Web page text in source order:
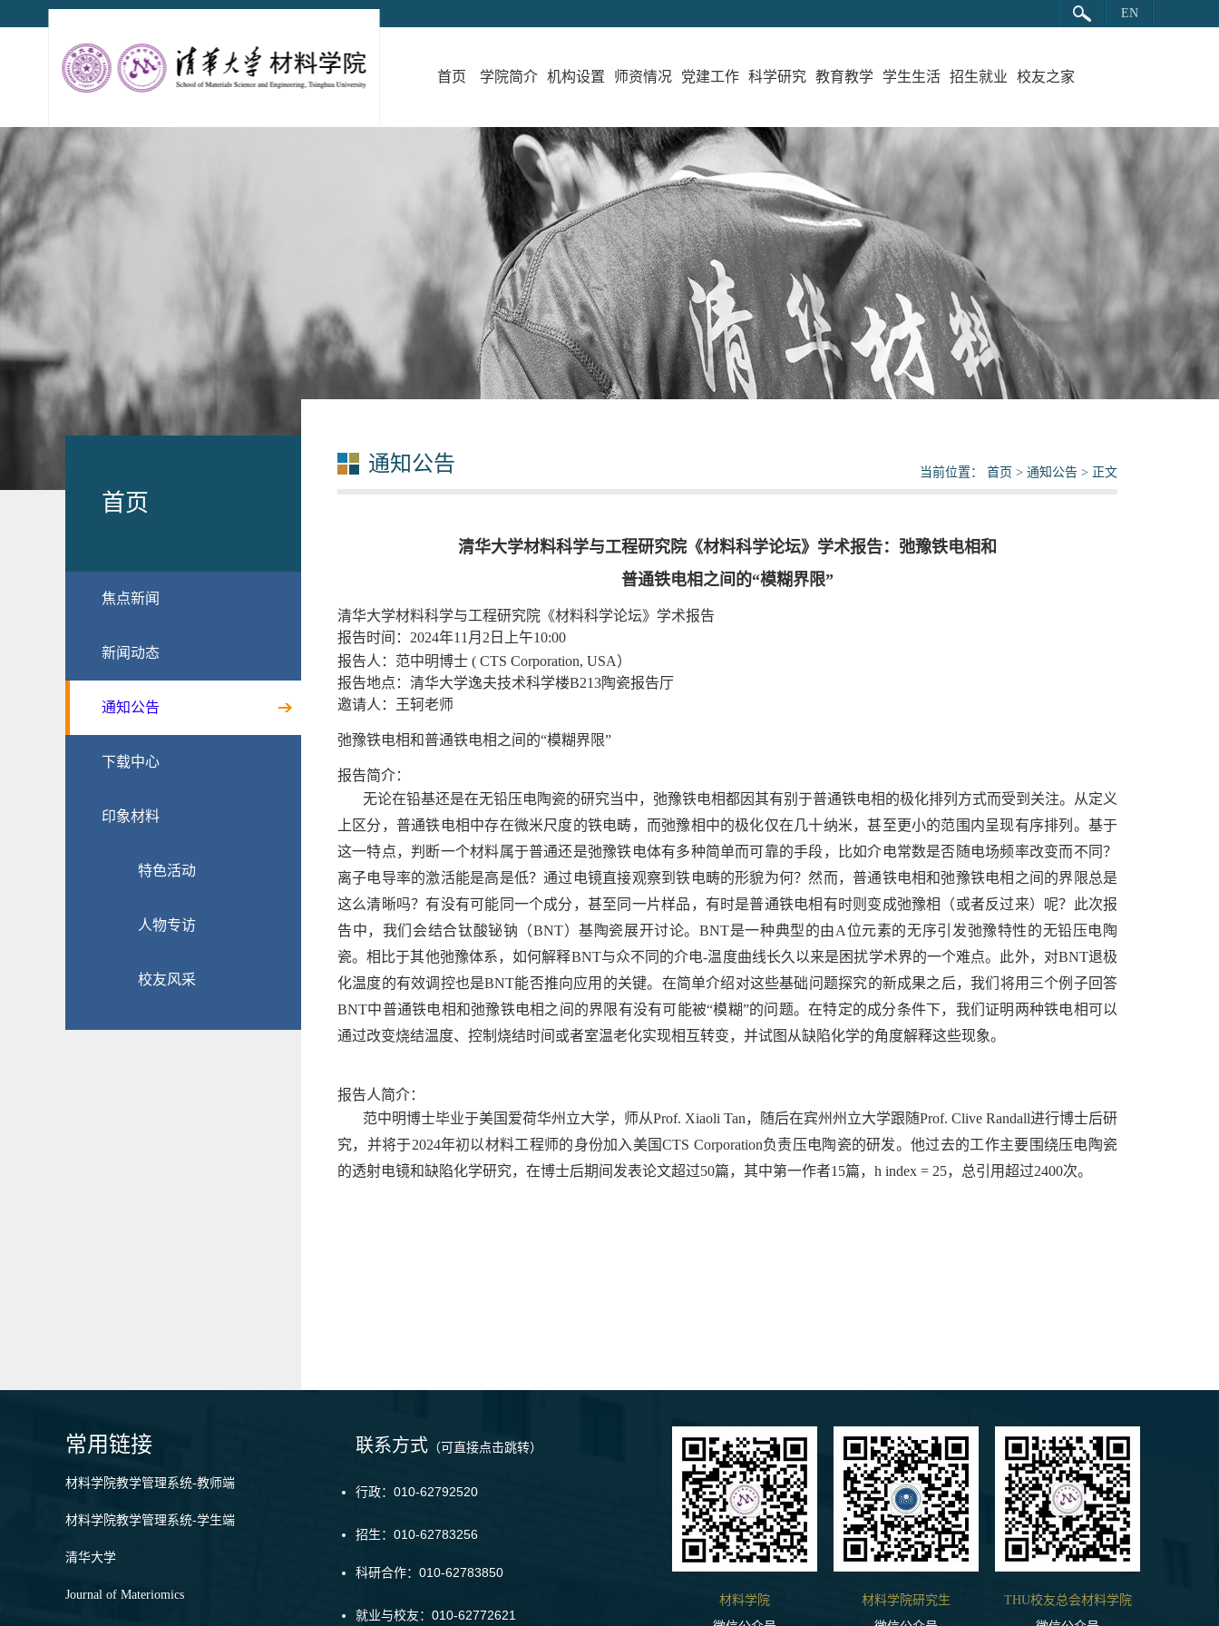
EN
首页 学院简介 机构设置 师资情况 党建工作 科学研究 教育教学 学生生活 招生就业 校友之家
首页
焦点新闻
新闻动态
通知公告
下载中心
印象材料
特色活动
人物专访
校友风采
通知公告 当前位置： 首页 > 通知公告 > 正文
清华大学材料科学与工程研究院《材料科学论坛》学术报告：弛豫铁电相和
普通铁电相之间的“模糊界限”
清华大学材料科学与工程研究院《材料科学论坛》学术报告
报告时间： 2024年11 月 2 日上午10:00
报告人： 范中明博士 ( CTS Corporation, USA）
报告地点：清华大学逸夫技术科学楼B213陶瓷报告厅
邀请人：王轲老师
弛豫铁电相和普通铁电相之间的“模糊界限”
报告简介：
无论在铅基还是在无铅压电陶瓷的研究当中，弛豫铁电相都因其有别于普通铁电相的极化排列方式而受到关注。从定义
上区分，普通铁电相中存在微米尺度的铁电畴，而弛豫相中的极化仅在几十纳米，甚至更小的范围内呈现有序排列。基于
这一特点，判断一个材料属于普通还是弛豫铁电体有多种简单而可靠的手段，比如介电常数是否随电场频率改变而不同？
离子电导率的激活能是高是低？通过电镜直接观察到铁电畴的形貌为何？然而，普通铁电相和弛豫铁电相之间的界限总是
这么清晰吗？有没有可能同一个成分，甚至同一片样品，有时是普通铁电相有时则变成弛豫相（或者反过来）呢？
此次报
告中，我们会结合钛酸铋钠（BNT）基陶瓷展开讨论。BNT是一种典型的由A位元素的无序引发弛豫特性的无铅压电陶
瓷。相比于其他弛豫体系，如何解释BNT与众不同的介电-温度曲线长久以来是困扰学术界的一个难点。此外，对BNT退极
化温度的有效调控也是BNT能否推向应用的关键。在简单介绍对这些基础问题探究的新成果之后，我们将用三个例子回答
BNT中普通铁电相和弛豫铁电相之间的界限有没有可能被“模糊”的问题。在特定的成分条件下，我们证明两种铁电相可以
通过改变烧结温度、控制烧结时间或者室温老化实现相互转变，并试图从缺陷化学的角度解释这些现象。
报告人简介：
范中明博士毕业于美国爱荷华州立大学，师从Prof. Xiaoli Tan，随后在宾州州立大学跟随Prof. Clive Randall进行博士后研
究，并将于2024年初以材料工程师的身份加入美国CTS Corporation负责压电陶瓷的研发。他过去的工作主要围绕压电陶瓷
的透射电镜和缺陷化学研究，在博士后期间发表论文超过50篇，其中第一作者15篇， h index = 25，总引用超过2400次。
常用链接
材料学院教学管理系统-教师端
材料学院教学管理系统-学生端
清华大学
Journal of Materiomics
联系方式 （可直接点击跳转）
行政：010-62792520
招生：010-62783256
科研合作：010-62783850
就业与校友：010-62772621
材料学院
材料学院研究生
THU校友总会材料学院